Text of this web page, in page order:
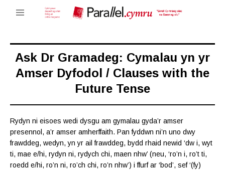
Ask Dr Gramadeg: Cymalau yn yr
Amser Dyfodol / Clauses with the
Future Tense
Rydyn ni eisoes wedi dysgu am gymalau gyda’r amser
presennol, a’r amser amherffaith. Pan fyddwn ni’n uno dwy
frawddeg, wedyn, yn yr ail frawddeg, bydd rhaid newid ‘dw i, wyt
ti, mae e/hi, rydyn ni, rydych chi, maen nhw’ (neu, ‘ro’n i, ro’t ti,
roedd e/hi, ro’n ni, ro’ch chi, ro’n nhw’) i ffurf ar ‘bod’, sef ‘(fy)